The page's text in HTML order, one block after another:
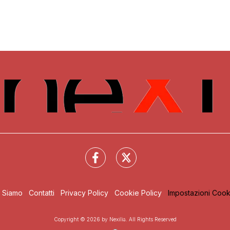
Siamo Contatti Privacy Policy Cookie Policy Impostazioni
Copyright © 2026 by Nexilia. All Rights Reserved